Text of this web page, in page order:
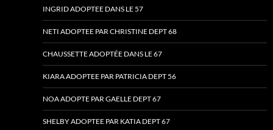
INGRID ADOPTEE DANS LE 57
NETI ADOPTEE PAR CHRISTINE DEPT 68
CHAUSSETTE ADOPTÉE DANS LE 67
KIARA ADOPTEE PAR PATRICIA DEPT 56
NOA ADOPTE PAR GAELLE DEPT 67
SHELBY ADOPTEE PAR KATIA DEPT 67